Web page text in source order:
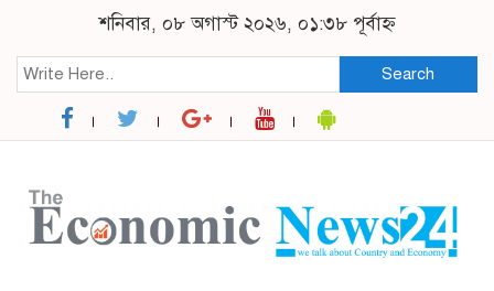
শনিবার, ০৮ অগাস্ট ২০২৬, ০১:৩৮ পূর্বাহ্ন
Search